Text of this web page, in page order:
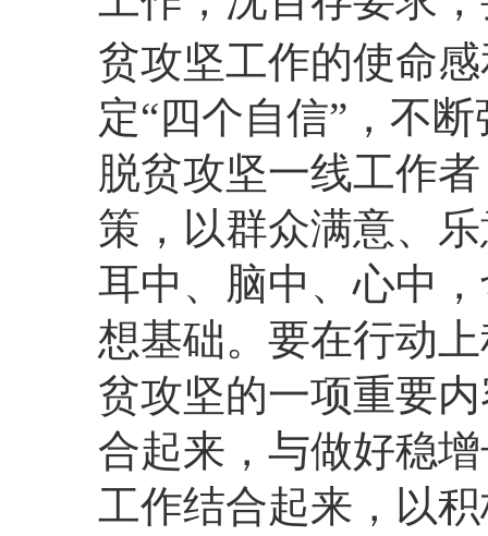
贫攻坚工作的使命
定“四个自信”，不
脱贫攻坚一线工作
策，以群众满意、
耳中、脑中、心中
想基础。要在行动
贫攻坚的一项重要
合起来，与做好稳
工作结合起来，以